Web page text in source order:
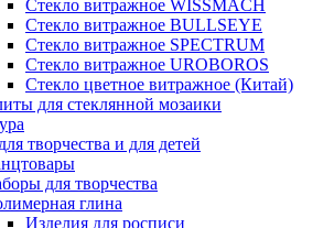
Стекло витражное WISSMACH
Стекло витражное BULLSEYE
Стекло витражное SPECTRUM
Стекло витражное UROBOROS
Стекло цветное витражное (Китай)
для стеклянной мозаики
творчества и для детей
для творчества
глина
Изделия для росписи